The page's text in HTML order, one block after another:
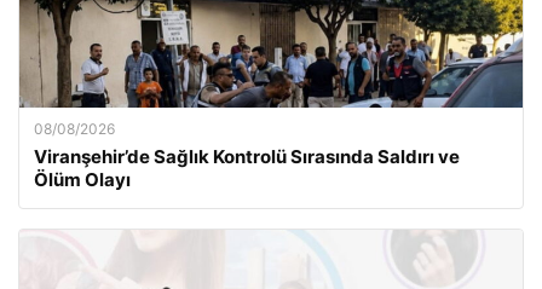
08/08/2026
Viranşehir’de Sağlık Kontrolü Sırasında Saldırı ve
Ölüm Olayı